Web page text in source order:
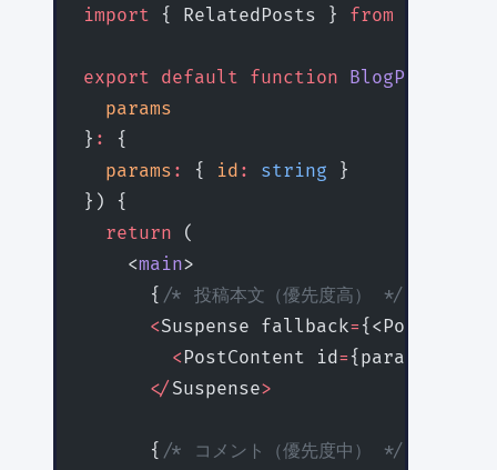
import { RelatedPosts } from
export default function BlogPostPage
  params
} :
{
  params
: { id : string }
}) {
  return
(
    <
main>
      {
/* 投稿本文（優先度高） */
      <
Suspense fallback=
        <
PostContent id= {params.id}
      </
Suspense>
      {
/* コメント（優先度中） */